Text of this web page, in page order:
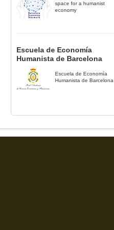
space for a humanist
economy
Escuela de Economía
Humanista de Barcelona
Escuela de Economía
Humanista de Barcelona